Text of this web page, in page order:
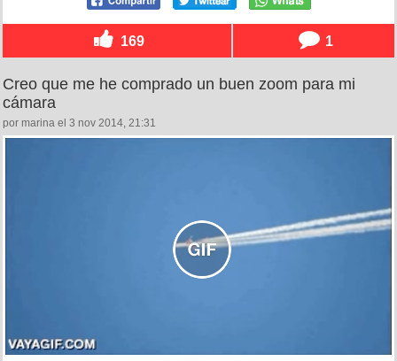
169 1
Creo que me he comprado un buen zoom para mi
cámara
por marina el 3 nov 2014, 21:31